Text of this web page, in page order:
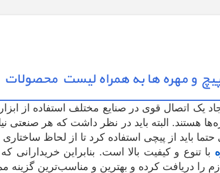
پیچ و مهره ها به همراه لیست
یک اتصال قوی در صنایع مختلف استفاده از
هستند. البته باید در نظر داشت که هر
باید از پیچی استفاده کرد تا از لحاظ
با تنوع و کیفیت بالا است. بنابراین
را دریافت کرده و بهترین و مناسب‌ترین گزینه